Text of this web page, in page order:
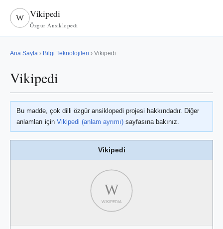
W Vikipedi
Özgür Ansiklopedi
Ana Sayfa › Bilgi Teknolojileri › Vikipedi
Vikipedi
Bu madde, çok dilli özgür ansiklopedi projesi hakkındadır. Diğer
anlamları için Vikipedi (anlam ayrımı) sayfasına bakınız.
Vikipedi
W
WIKIPEDIA